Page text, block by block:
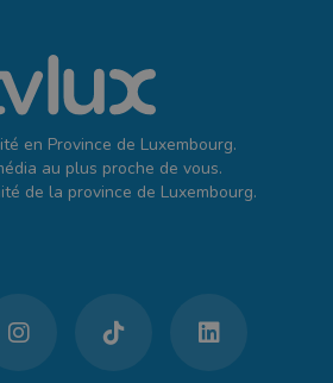
en Province de Luxembourg.
au plus proche de vous.
de la province de Luxembourg.